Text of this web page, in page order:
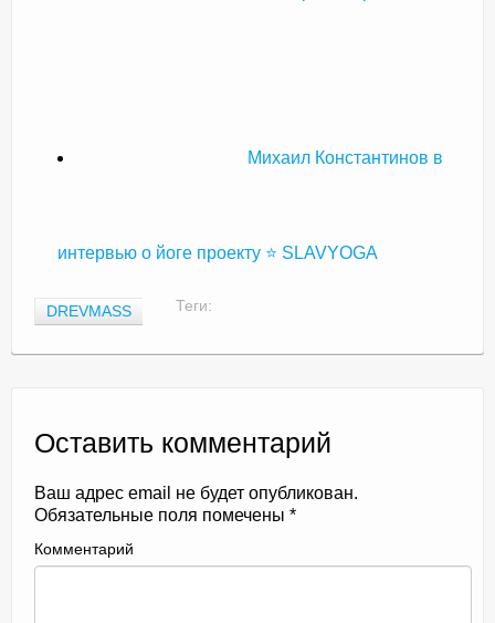
Михаил Константинов в
интервью о йоге проекту ⭐ SLAVYOGA
Теги:
DREVMASS
Оставить комментарий
Ваш адрес email не будет опубликован.
Обязательные поля помечены *
Комментарий